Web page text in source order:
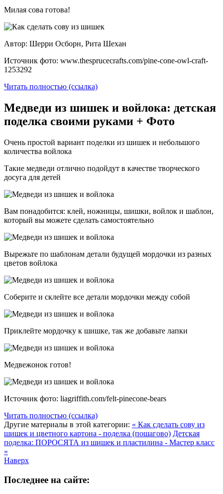
Милая сова готова!
Автор: Шерри Осборн, Рита Шехан
Источник фото: www.thesprucecrafts.com/pine-cone-owl-craft-
1253292
Читать полностью (ссылка)
Медведи из шишек и войлока: детская
поделка своими руками + Фото
Очень простой вариант поделки из шишек и небольшого
количества войлока
Такие медведи отлично подойдут в качестве творческого
досуга для детей
Вам понадобится: клей, ножницы, шишки, войлок и шаблон,
который вы можете сделать самостоятельно
Вырежьте по шаблонам детали будущей мордочки из разных
цветов войлока
Соберите и склейте все детали мордочки между собой
Приклейте мордочку к шишке, так же добавьте лапки
Медвежонок готов!
Источник фото: liagriffith.com/felt-pinecone-bears
Читать полностью (ссылка)
Другие материалы в этой категории: « Как сделать сову из
шишек и цветного картона - поделка (пошагово) Детская
поделка: ПОРОСЯТА из шишек и пластилина - Мастер класс
»
Наверх
Последнее на сайте: